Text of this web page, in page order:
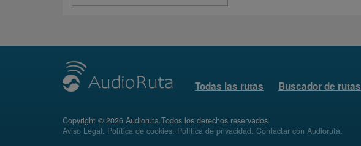
Todas las rutas Buscador de rutas
Copyright © 2026 Audioruta.Todos los derechos reservados.
Aviso Legal. Política de cookies. Política de privacidad. Contactar con Audioruta.